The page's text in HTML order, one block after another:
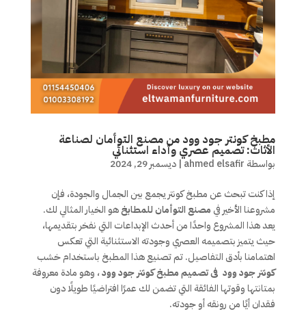
مطبخ كونتر جود وود من مصنع التوأمان لصناعة
الأثاث: تصميم عصري وأداء استثنائي
بواسطة ahmed elsafir
| ديسمبر 29, 2024
إذا كنت تبحث عن مطبخ كونتر يجمع بين الجمال والجودة، فإن
مشروعنا الأخير في مصنع التوأمان للمطابخهو الخيار المثالي لك.
يعد هذا المشروع واحدًا من أحدث الإبداعات التي نفخر بتقديمها،
حيث يتميز بتصميمه العصري وجودته الاستثنائية التي تعكس
اهتمامنا بأدق التفاصيل. تم تصنيع هذا المطبخ باستخدام خشب
كونتر جود وود فى تصميم مطبخ كونتر جود وود، وهو مادة معروفة
بمتانتها وقوتها الفائقة التي تضمن لك عمرًا افتراضيًا طويلًا دون
فقدان أيًا من رونقه أو جودته.